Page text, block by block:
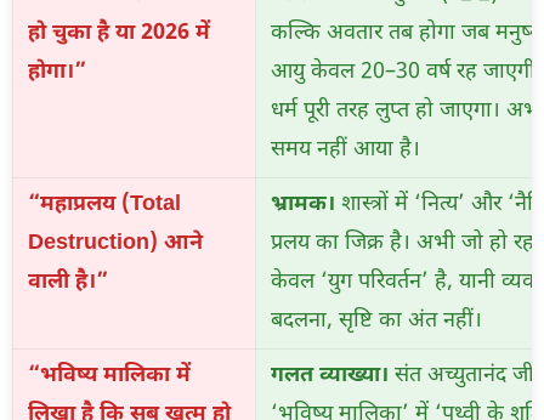
हो चुका है या 2026 में
होगा।”
कल्कि अवतार तब होगा जब
आयु केवल 20–30 वर्ष रह
धर्म पूरी तरह लुप्त हो जाएगा।
समय नहीं आया है।
“महाप्रलय (Total
Destruction) आने
वाली है।”
भ्रामक। शास्त्रों में ‘नित्य’ और
प्रलय का जिक्र है। अभी जो हो
केवल ‘युग परिवर्तन’ है, यानी
बदलना, सृष्टि का अंत नहीं।
“भविष्य मालिका में
लिखा है कि सब खत्म हो
गलत व्याख्या। संत अच्युतानंद जी
‘भविष्य मालिका’ में ‘पृथ्वी के